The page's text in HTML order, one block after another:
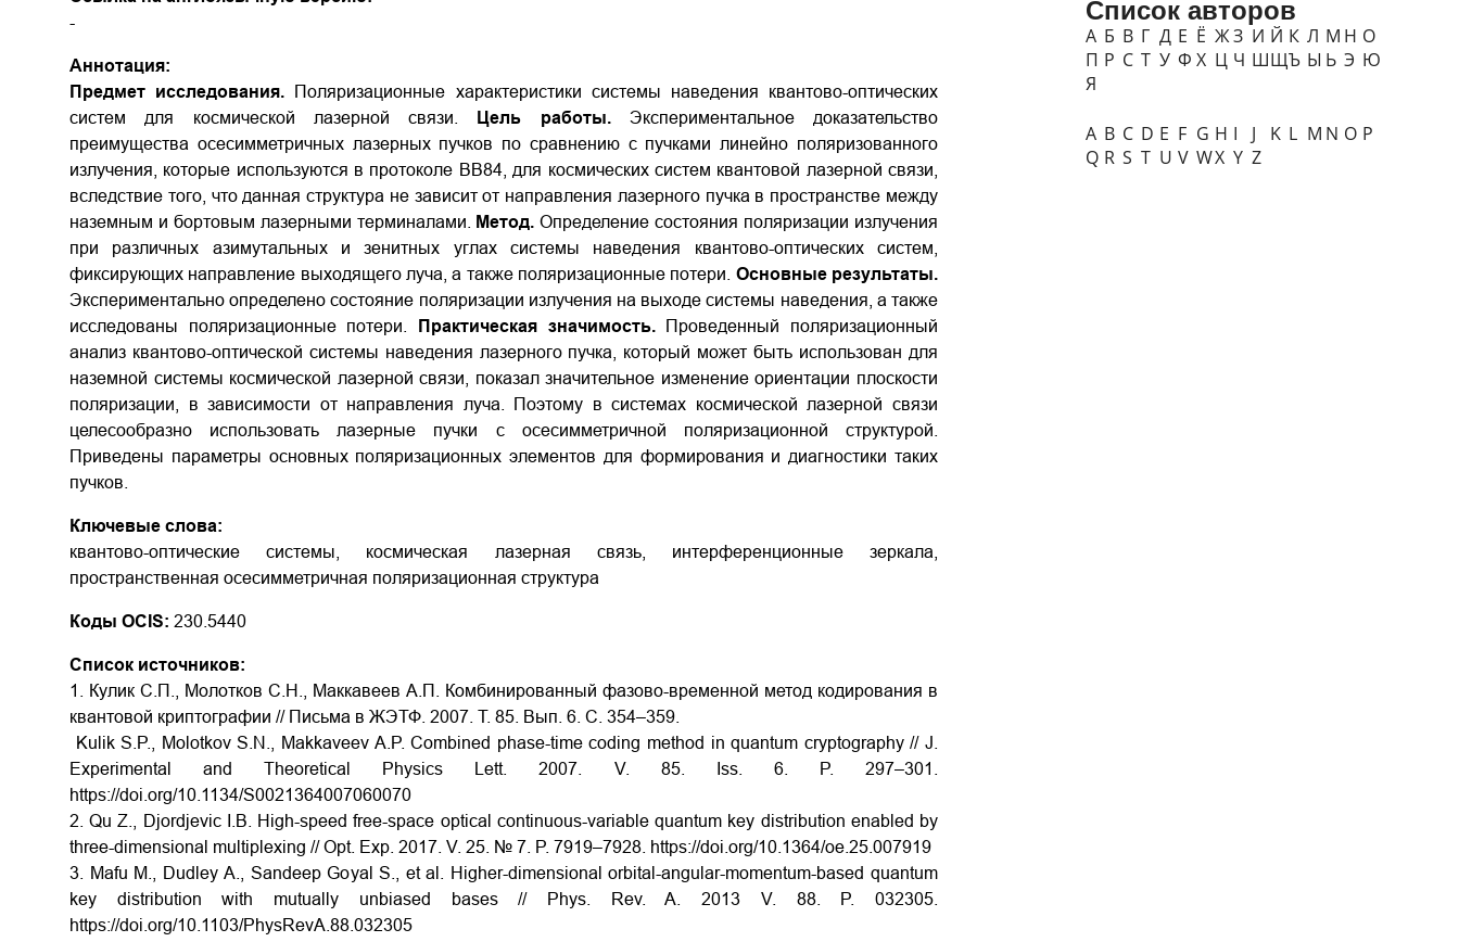
-
Аннотация:
Предмет исследования. Поляризационные характеристики системы наведения квантово-оптических
систем для космической лазерной связи.
Цель работы. Экспериментальное доказательство
преимущества осесимметричных лазерных пучков по сравнению с пучками линейно поляризованного
излучения, которые используются в протоколе ВВ84, для космических систем квантовой лазерной связи,
вследствие того, что данная структура не зависит от направления лазерного пучка в пространстве между
наземным и бортовым лазерными терминалами.
Метод. Определение состояния поляризации излучения
при различных азимутальных и зенитных углах системы наведения квантово-оптических систем,
фиксирующих направление выходящего луча, а также поляризационные потери. Основные результаты.
Экспериментально определено состояние поляризации излучения на выходе системы наведения, а также
исследованы поляризационные потери.
Практическая значимость. Проведенный поляризационный
анализ квантово-оптической системы наведения лазерного пучка, который может быть использован для
наземной системы космической лазерной связи, показал значительное изменение ориентации плоскости
поляризации, в зависимости от направления луча. Поэтому в системах космической лазерной связи
целесообразно использовать лазерные пучки с осесимметричной поляризационной структурой.
Приведены параметры основных поляризационных элементов для формирования и диагностики таких
пучков.
Ключевые слова:
квантово-оптические системы, космическая лазерная связь, интерференционные зеркала,
пространственная осесимметричная поляризационная структура
Коды OCIS: 230.5440
Список источников:
1. Кулик С.П., Молотков С.Н., Маккавеев А.П. Комбинированный фазово-временной метод кодирования в
квантовой криптографии // Письма в ЖЭТФ. 2007. Т. 85. Вып. 6. C. 354–359.
Kulik S.P., Molotkov S.N., Makkaveev A.P. Combined phase-time coding method in quantum cryptography // J.
Experimental and Theoretical Physics Lett. 2007. V. 85. Iss. 6. P. 297–301.
https://doi.org/10.1134/S0021364007060070
2. Qu Z., Djordjevic I.B. High-speed free-space optical continuous-variable quantum key distribution enabled by
three-dimensional multiplexing // Opt. Exp. 2017. V. 25. № 7. P. 7919–7928. https://doi.org/10.1364/oe.25.007919
3. Mafu M., Dudley А., Sandeep Goyal S., et al. Higher-dimensional orbital-angular-momentum-based quantum
key distribution with mutually unbiased bases // Phys. Rev. A. 2013 V. 88. P. 032305.
https://doi.org/10.1103/PhysRevA.88.032305
Список авторов
А Б В Г Д Е Ё ЖЗ И Й К Л М Н О
П Р С Т У Ф Х Ц Ч ШЩЪ Ы Ь Э Ю
Я
A B C D E F G H I J K L M N O P
Q R S T U V WX Y Z